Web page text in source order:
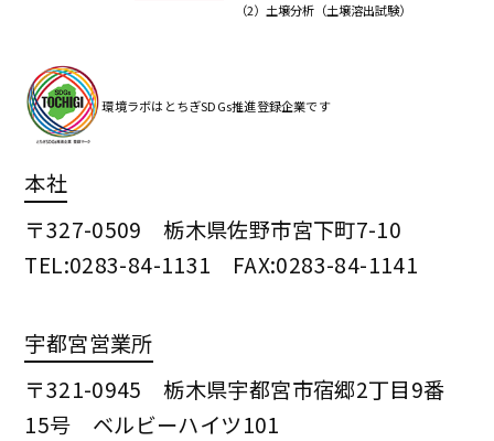
（2）土壌分析（土壌溶出試験）
環境ラボはとちぎSDGs推進登録企業です
本社
〒327-0509 栃木県佐野市宮下町7-10
TEL:0283-84-1131 FAX:0283-84-1141
宇都宮営業所
〒321-0945 栃木県宇都宮市宿郷2丁目9番
15号 ベルビーハイツ101